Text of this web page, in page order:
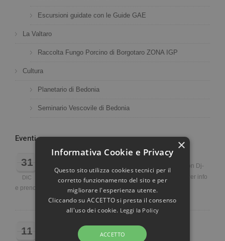
Escursioni guidate con le Guide GAE
La Valtaro
Raccolta Fungo Porcino di Borgotaro ZONA IGP
Cultura
Planetario di Bedonia
Seminario Vescovile di Bedonia
Eventi
31
DIC
CAPODANNO 2019
Cenone di Capodanno e dopo la Mezzanotte Party con Dj-
set Davide Maiz. (Servizio Bar per Drink e Cocktail). Per info
e prenotazioni: 0525824436 - 3273739678
11 DOMENICA 11 DICEMBRE via monsignor checchi, a
×
Informativa Cookie e Privacy
Questo sito utilizza cookies tecnici per il
corretto funzionamento del sito e per
migliorare l'esperienza utente.
Cliccando su ACCETTO si presta il consenso
all'uso dei cookie. Leggi la Policy
ACCETTO